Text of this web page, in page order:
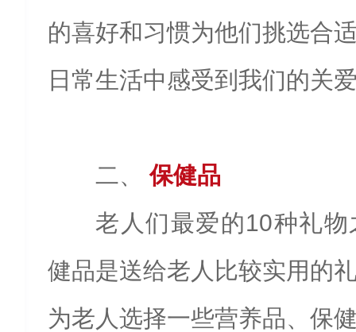
的喜好和习惯为他们挑选合
日常生活中感受到我们的关
二、
保健品
老人们最爱的10种礼
健品是送给老人比较实用的
为老人选择一些营养品、保